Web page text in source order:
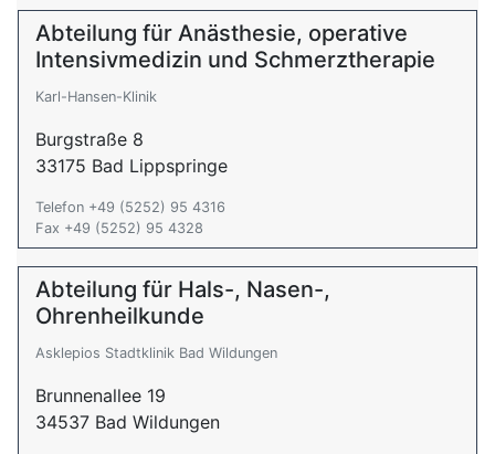
Abteilung für Anästhesie, operative
Intensivmedizin und Schmerztherapie
Karl-Hansen-Klinik
Burgstraße 8
33175 Bad Lippspringe
Telefon +49 (5252) 95 4316
Fax +49 (5252) 95 4328
Abteilung für Hals-, Nasen-,
Ohrenheilkunde
Asklepios Stadtklinik Bad Wildungen
Brunnenallee 19
34537 Bad Wildungen